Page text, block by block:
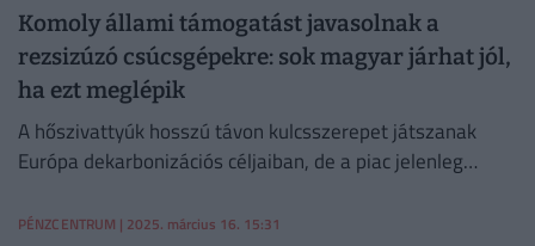
Komoly állami támogatást javasolnak a
rezsizúzó csúcsgépekre: sok magyar járhat jól,
ha ezt meglépik
A hőszivattyúk hosszú távon kulcsszerepet játszanak
Európa dekarbonizációs céljaiban, de a piac jelenleg
PÉNZCENTRUM | 2025. március 16. 15:31